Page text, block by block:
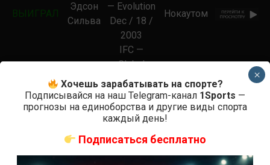
ВЫИГРАЛ
Эдсон
Сильва
— Evolution
Dec / 18 /
2003
Нокаутом
ВЫИГРАЛ
Соннен
IFC —
Global
Domination
Sep / 06 /
2003
Джереми
Хорн
IFC —
Global
Хочешь зарабатывать на спорте?
Подписывайся на наш Telegram-канал 1Sports —
прогнозы на единоборства и другие виды спорта
каждый день!
Подписаться бесплатно
×